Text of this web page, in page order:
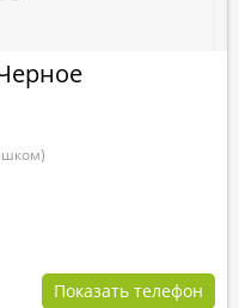
Показать телефон